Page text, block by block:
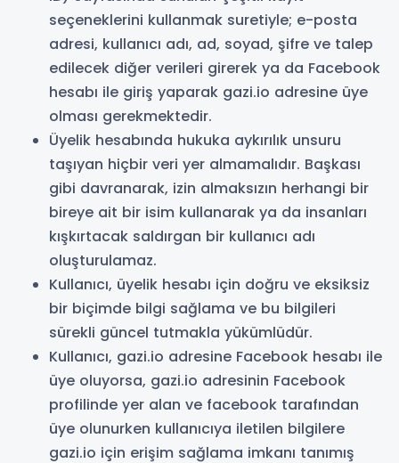
seçeneklerini kullanmak suretiyle; e-posta
adresi, kullanıcı adı, ad, soyad, şifre ve talep
edilecek diğer verileri girerek ya da Facebook
hesabı ile giriş yaparak gazi.io adresine üye
olması gerekmektedir.
Üyelik hesabında hukuka aykırılık unsuru
taşıyan hiçbir veri yer almamalıdır. Başkası
gibi davranarak, izin almaksızın herhangi bir
bireye ait bir isim kullanarak ya da insanları
kışkırtacak saldırgan bir kullanıcı adı
oluşturulamaz.
Kullanıcı, üyelik hesabı için doğru ve eksiksiz
bir biçimde bilgi sağlama ve bu bilgileri
sürekli güncel tutmakla yükümlüdür.
Kullanıcı, gazi.io adresine Facebook hesabı ile
üye oluyorsa, gazi.io adresinin Facebook
profilinde yer alan ve facebook tarafından
üye olunurken kullanıcıya iletilen bilgilere
gazi.io için erişim sağlama imkanı tanımış